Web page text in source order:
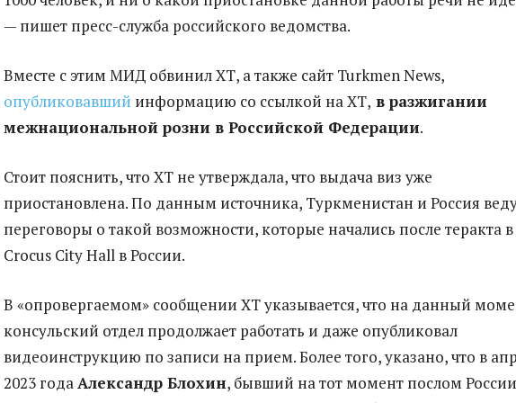
— пишет пресс-служба российского ведомства.
Вместе с этим МИД обвинил ХТ, а также сайт Turkmen News,
опубликовавший информацию со ссылкой на ХТ, в разжигании
межнациональной розни в Российской Федерации.
Стоит пояснить, что ХТ не утверждала, что выдача виз уже
приостановлена. По данным источника, Туркменистан и Россия
переговоры о такой возможности, которые начались после теракта в
Crocus City Hall в России.
В «опровергаемом» сообщении ХТ указывается, что на данный
консульский отдел продолжает работать и даже опубликовал
видеоинструкцию по записи на прием. Более того, указано, что в
2023 годаАлександр Блохин, бывший на тот момент послом